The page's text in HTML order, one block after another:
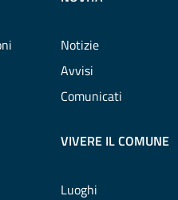
Notizie
Avvisi
Comunicati
VIVERE IL COMUNE
Luoghi